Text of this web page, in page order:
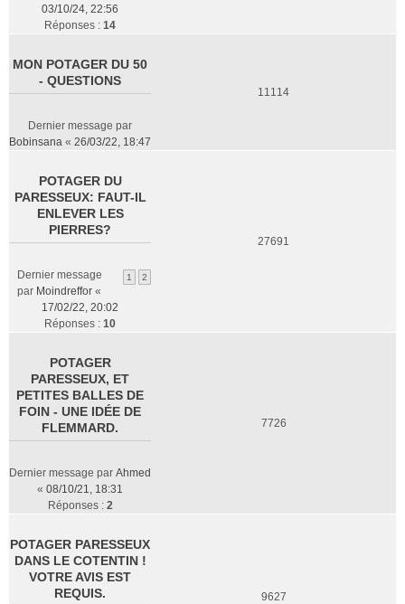
03/10/24, 22:56
Réponses : 14
MON POTAGER DU 50
- QUESTIONS
Dernier message par
Bobinsana « 26/03/22, 18:47
11114
POTAGER DU
PARESSEUX: FAUT-IL
ENLEVER LES
PIERRES?
1 2
Dernier message
par Moindreffor «
17/02/22, 20:02
Réponses : 10
27691
POTAGER
PARESSEUX, ET
PETITES BALLES DE
FOIN - UNE IDÉE DE
FLEMMARD.
Dernier message par Ahmed
« 08/10/21, 18:31
Réponses : 2
7726
POTAGER PARESSEUX
DANS LE COTENTIN !
VOTRE AVIS EST
REQUIS.
9627